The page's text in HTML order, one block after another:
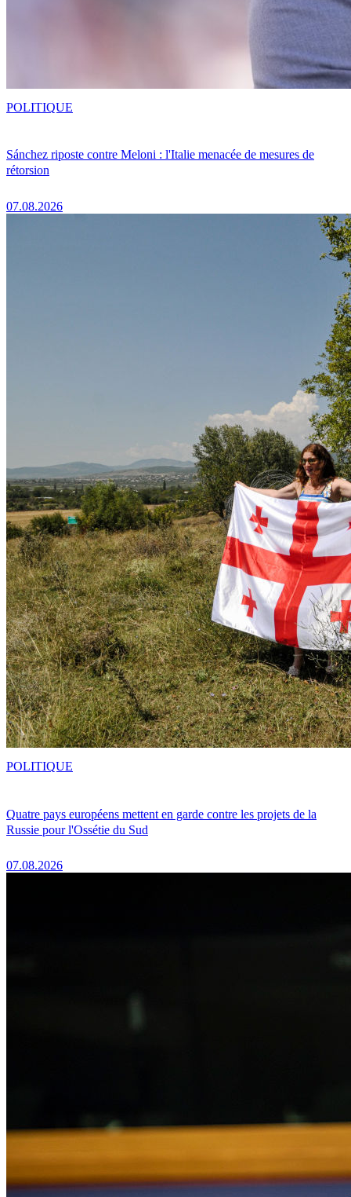
Sánchez riposte contre Meloni : l'Italie menacée de mesures de
rétorsion
07.08.2026
POLITIQUE
Quatre pays européens mettent en garde contre les projets de la
Russie pour l'Ossétie du Sud
07.08.2026
POLITIQUE